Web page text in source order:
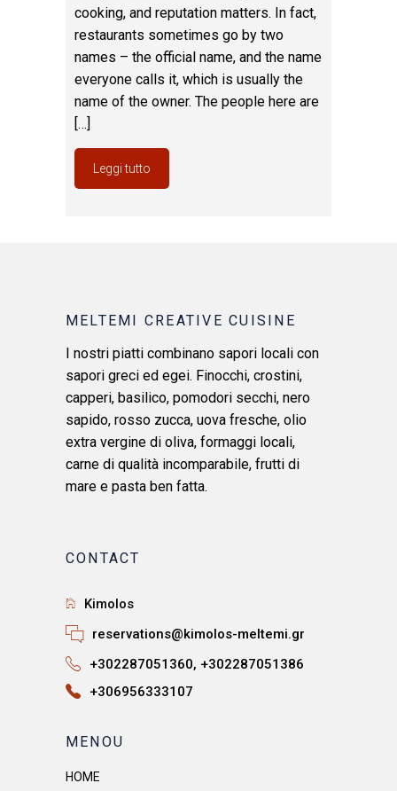
cooking, and reputation matters. In fact,
restaurants sometimes go by two
names – the official name, and the name
everyone calls it, which is usually the
name of the owner. The people here are
[…]
Leggi tutto
MELTEMI CREATIVE CUISINE
I nostri piatti combinano sapori locali con
sapori greci ed egei. Finocchi, crostini,
capperi, basilico, pomodori secchi, nero
sapido, rosso zucca, uova fresche, olio
extra vergine di oliva, formaggi locali,
carne di qualità incomparabile, frutti di
mare e pasta ben fatta.
CONTACT
Kimolos
reservations@kimolos-meltemi.gr
+302287051360, +302287051386
+306956333107
ΜΕΝΟU
HOME